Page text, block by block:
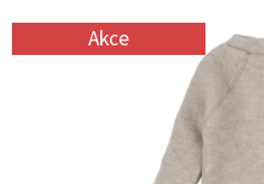
Akce
?
HLEDAT